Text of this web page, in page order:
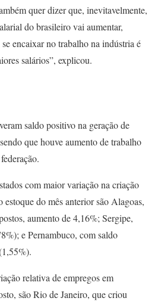
quer dizer que, inevitavelmente,
do brasileiro vai aumentar,
encaixar no trabalho na indústria é
salários”, explicou.
saldo positivo na geração de
que houve aumento de trabalho
com maior variação na criação
estoque do mês anterior são Alagoas,
aumento de 4,16%; Sergipe,
e Pernambuco, com saldo
relativa de empregos em
são Rio de Janeiro, que criou